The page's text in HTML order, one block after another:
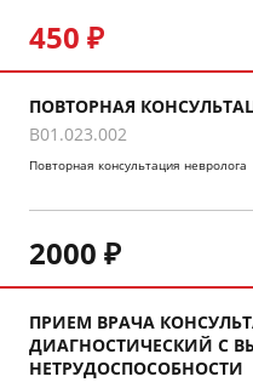
450 ₽
ПОВТОРНАЯ
B01.023.002
Повторная консультация невролога
2000 ₽
ПРИЕМ ВРАЧА
ДИАГНОСТИЧЕСКИЙ С
НЕТРУДОСПОСОБНОСТИ